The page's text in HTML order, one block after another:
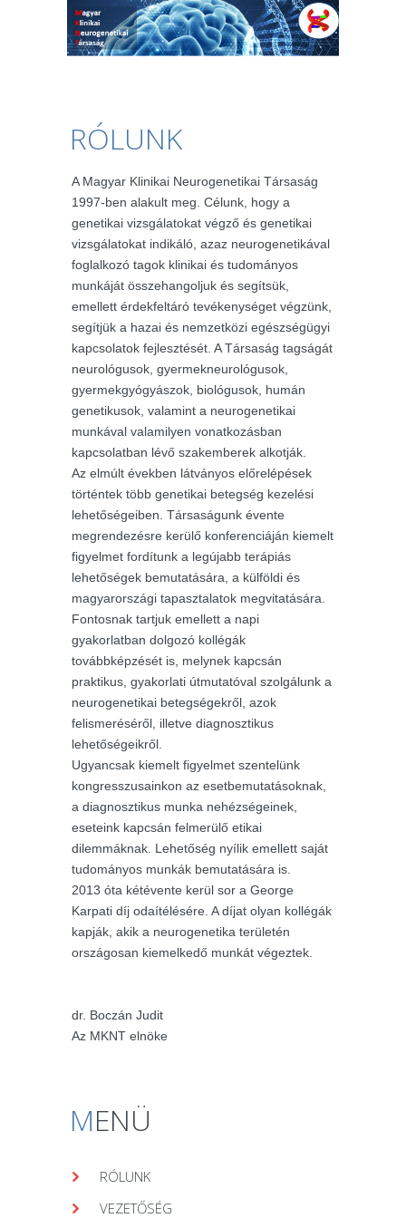
RÓLUNK
A Magyar Klinikai Neurogenetikai Társaság
1997-ben alakult meg. Célunk, hogy a
genetikai vizsgálatokat végző és genetikai
vizsgálatokat indikáló, azaz neurogenetikával
foglalkozó tagok klinikai és tudományos
munkáját összehangoljuk és segítsük,
emellett érdekfeltáró tevékenységet végzünk,
segítjük a hazai és nemzetközi egészségügyi
kapcsolatok fejlesztését. A Társaság tagságát
neurológusok, gyermekneurológusok,
gyermekgyógyászok, biológusok, humán
genetikusok, valamint a neurogenetikai
munkával valamilyen vonatkozásban
kapcsolatban lévő szakemberek alkotják.
Az elmúlt években látványos előrelépések
történtek több genetikai betegség kezelési
lehetőségeiben. Társaságunk évente
megrendezésre kerülő konferenciáján kiemelt
figyelmet fordítunk a legújabb terápiás
lehetőségek bemutatására, a külföldi és
magyarországi tapasztalatok megvitatására.
Fontosnak tartjuk emellett a napi
gyakorlatban dolgozó kollégák
továbbképzését is, melynek kapcsán
praktikus, gyakorlati útmutatóval szolgálunk a
neurogenetikai betegségekről, azok
felismeréséről, illetve diagnosztikus
lehetőségeikről.
Ugyancsak kiemelt figyelmet szentelünk
kongresszusainkon az esetbemutatásoknak,
a diagnosztikus munka nehézségeinek,
eseteink kapcsán felmerülő etikai
dilemmáknak. Lehetőség nyílik emellett saját
tudományos munkák bemutatására is.
2013 óta kétévente kerül sor a George
Karpati díj odaítélésére. A díjat olyan kollégák
kapják, akik a neurogenetika területén
országosan kiemelkedő munkát végeztek.
dr. Boczán Judit
Az MKNT elnöke
MENÜ
RÓLUNK
VEZETŐSÉG